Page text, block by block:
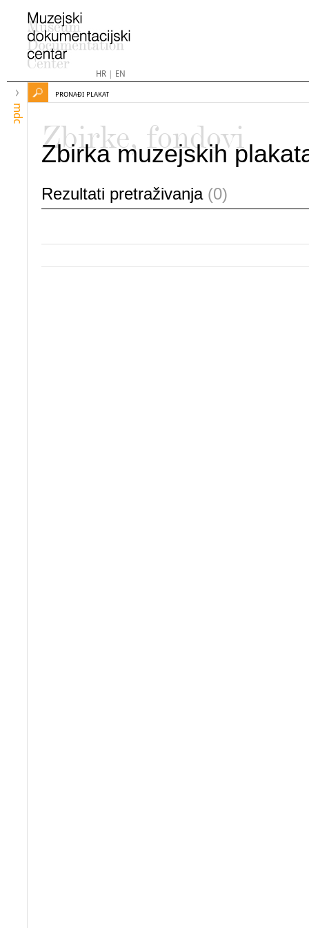
HR| EN
mdc
PRONAĐI PLAKAT
Zbirke, fondovi
Zbirka muzejskih
Rezultati pretraživanja (0)